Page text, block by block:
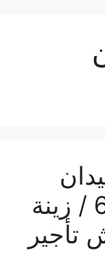
حولي / 69694474 / زينة